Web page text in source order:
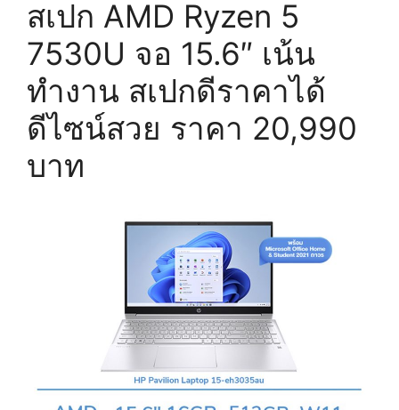
สเปก AMD Ryzen 5
7530U จอ 15.6″ เน้น
ทำงาน สเปกดีราคาได้
ดีไซน์สวย ราคา 20,990
บาท